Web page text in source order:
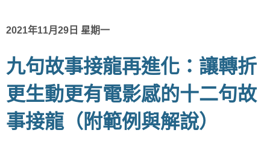
2021年11月29日 星期一
九句故事接龍再進化：讓轉折
更生動更有電影感的十二句故
事接龍（附範例與解說）